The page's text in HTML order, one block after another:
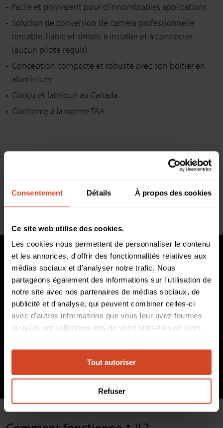
Consentement Détails À propos des cookies
Ce site web utilise des cookies.
Les cookies nous permettent de personnaliser le contenu
et les annonces, d'offrir des fonctionnalités relatives aux
médias sociaux et d'analyser notre trafic. Nous
partageons également des informations sur l'utilisation de
notre site avec nos partenaires de médias sociaux, de
publicité et d'analyse, qui peuvent combiner celles-ci
avec d'autres informations que vous leur avez fournies
ou qu'ils ont collectées lors de votre utilisation de leurs
Tout autoriser
Refuser
Facile et polyvalent pour d'innombrables applications
Solution de conversion de caméra professionnelle
rentable, fiable et simple à installer et à connecter
(aucun pilote requis)
Conception compacte et robuste avec son boîtier en
aluminium
Conçu et fabriqué au Canada
Conforme à la norme TAA